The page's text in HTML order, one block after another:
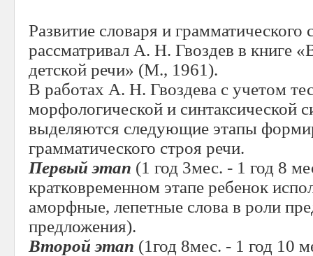
Развитие словаря и грамматического
рассматривал А. Н. Гвоздев в книге
детской речи» (М., 1961).
В работах А. Н. Гвоздева с учетом
морфологической и синтаксической
выделяются следующие этапы
грамматического строя речи.
Первый этап (1 год 3мес. - 1 год 8
кратковременном этапе ребенок
аморфные, лепетные слова в роли
предложения).
Второй этап (1год 8мес. - 1 год 10